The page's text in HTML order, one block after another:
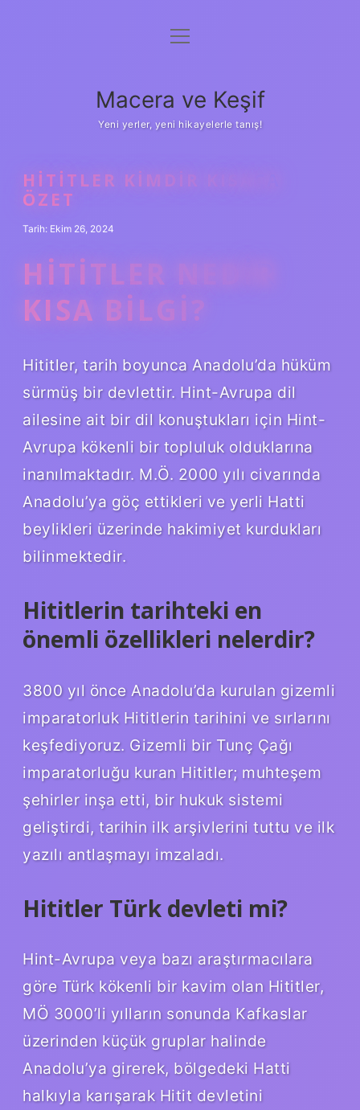
Anasayfa
Yasal Uyarı
menüyü
Macera ve Keşif
Yeni yerler, yeni hikayelerle tanış!
HITITLER KIMDIR KISACA
ÖZET
Tarih: Ekim 26, 2024
HITITLER NEDIR
KISA BILGI?
Hititler, tarih boyunca Anadolu’da hüküm
sürmüş bir devlettir. Hint-Avrupa dil
ailesine ait bir dil konuştukları için Hint-
Avrupa kökenli bir topluluk olduklarına
inanılmaktadır. M.Ö. 2000 yılı civarında
Anadolu’ya göç ettikleri ve yerli Hatti
beylikleri üzerinde hakimiyet kurdukları
bilinmektedir.
Hititlerin tarihteki en
önemli özellikleri nelerdir?
3800 yıl önce Anadolu’da kurulan gizemli
imparatorluk Hititlerin tarihini ve sırlarını
keşfediyoruz. Gizemli bir Tunç Çağı
imparatorluğu kuran Hititler; muhteşem
şehirler inşa etti, bir hukuk sistemi
geliştirdi, tarihin ilk arşivlerini tuttu ve ilk
yazılı antlaşmayı imzaladı.
Hititler Türk devleti mi?
Hint-Avrupa veya bazı araştırmacılara
göre Türk kökenli bir kavim olan Hititler,
MÖ 3000’li yılların sonunda Kafkaslar
üzerinden küçük gruplar halinde
Anadolu’ya girerek, bölgedeki Hatti
halkıyla karışarak Hitit devletini